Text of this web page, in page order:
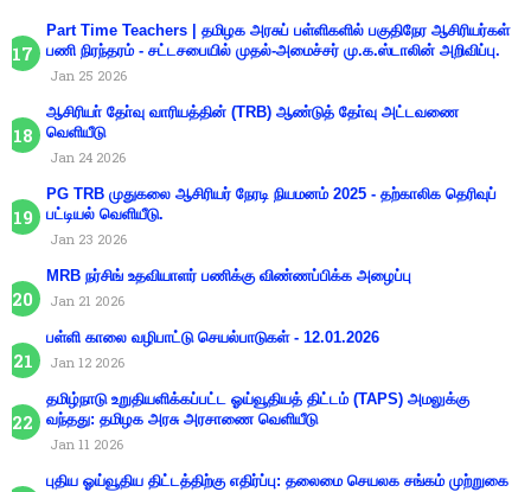
Part Time Teachers | தமிழக அரசுப் பள்ளிகளில் பகுதிநேர ஆசிரியர்கள்
பணி நிரந்தரம் - சட்டசபையில் முதல்-அமைச்சர் மு.க.ஸ்டாலின் அறிவிப்பு.
Jan 25 2026
ஆசிரியா் தோ்வு வாரியத்தின் (TRB) ஆண்டுத் தோ்வு அட்டவணை
வெளியீடு
Jan 24 2026
PG TRB முதுகலை ஆசிரியர் நேரடி நியமனம் 2025 - தற்காலிக தெரிவுப்
பட்டியல் வெளியீடு.
Jan 23 2026
MRB நர்சிங் உதவியாளர் பணிக்கு விண்ணப்பிக்க அழைப்பு
Jan 21 2026
பள்ளி காலை வழிபாட்டு செயல்பாடுகள் - 12.01.2026
Jan 12 2026
தமிழ்நாடு உறுதியளிக்கப்பட்ட ஓய்வூதியத் திட்டம் (TAPS) அமலுக்கு
வந்தது: தமிழக அரசு அரசாணை வெளியீடு
Jan 11 2026
புதிய ஓய்வூதிய திட்டத்திற்கு எதிர்ப்பு: தலைமை செயலக சங்கம் முற்றுகை